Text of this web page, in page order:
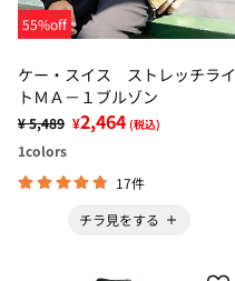
55%off
ケー・スイス ストレッチライ
トＭＡ－１ブルゾン
¥ 5,489 ¥2,464 (税込)
1colors
17件
チラ見をする